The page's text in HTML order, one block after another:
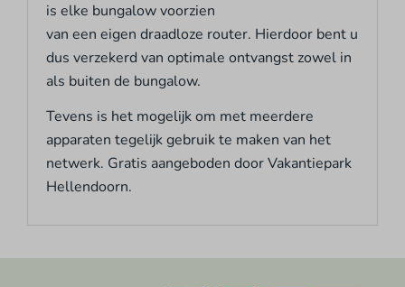
is elke bungalow voorzien
van een eigen draadloze router. Hierdoor bent u
dus verzekerd van optimale ontvangst zowel in
als buiten de bungalow.
Tevens is het mogelijk om met meerdere
apparaten tegelijk gebruik te maken van het
netwerk. Gratis aangeboden door Vakantiepark
Hellendoorn.